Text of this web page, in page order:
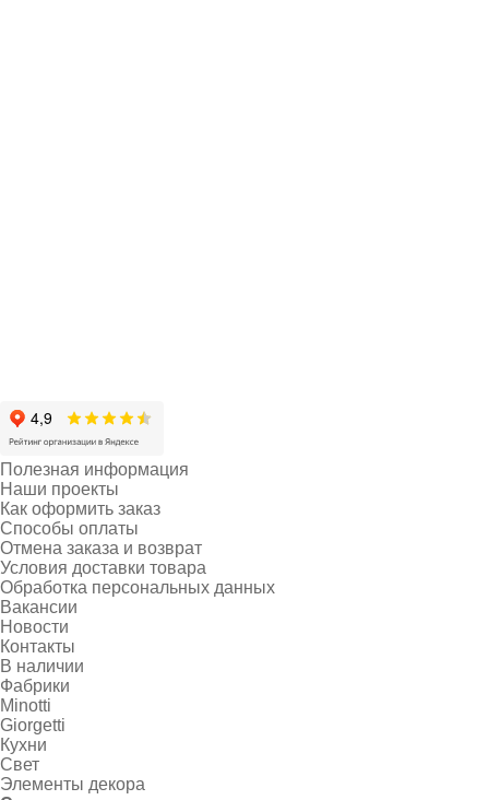
Полезная информация
Наши проекты
Как оформить заказ
Способы оплаты
Отмена заказа и возврат
Условия доставки товара
Обработка персональных данных
Вакансии
Новости
Контакты
В наличии
Фабрики
Minotti
Giorgetti
Кухни
Свет
Элементы декора